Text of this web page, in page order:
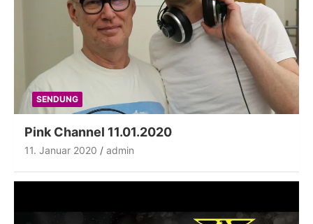
SENDUNG
Pink Channel 11.01.2020
11. Januar 2020 admin